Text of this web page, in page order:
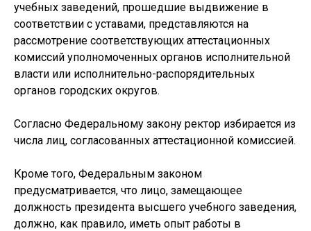
учебных заведений, прошедшие выдвижение в
соответствии с уставами, представляются на
рассмотрение соответствующих аттестационных
комиссий уполномоченных органов исполнительной
власти или исполнительно-распорядительных
органов городских округов.
Согласно Федеральному закону ректор избирается из
числа лиц, согласованных аттестационной комиссией.
Кроме того, Федеральным законом
предусматривается, что лицо, замещающее
должность президента высшего учебного заведения,
должно, как правило, иметь опыт работы в